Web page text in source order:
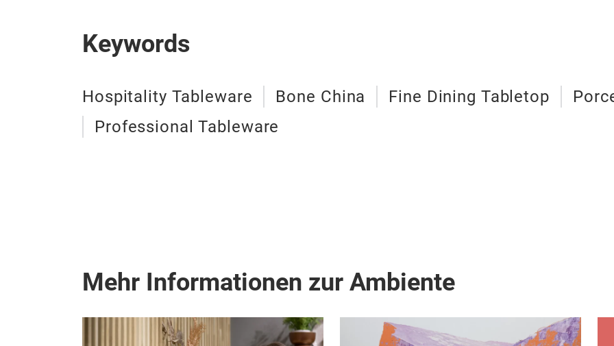
Keywords
Hospitality Tableware Bone China Fine Dining Tabletop
Professional Tableware
Mehr Informationen zur Ambiente